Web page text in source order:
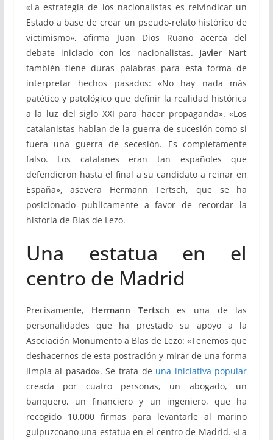
«La estrategia de los nacionalistas es reivindicar un
Estado a base de crear un pseudo-relato histórico de
victimismo», afirma Juan Dios Ruano acerca del
debate iniciado con los nacionalistas. Javier Nart
también tiene duras palabras para esta forma de
interpretar hechos pasados: «No hay nada más
patético y patológico que definir la realidad histórica
a la luz del siglo XXI para hacer propaganda». «Los
catalanistas hablan de la guerra de sucesión como si
fuera una guerra de secesión. Es completamente
falso. Los catalanes eran tan españoles que
defendieron hasta el final a su candidato a reinar en
España», asevera Hermann Tertsch, que se ha
posicionado publicamente a favor de recordar la
historia de Blas de Lezo.
Una estatua en el
centro de Madrid
Precisamente, Hermann Tertsch es una de las
personalidades que ha prestado su apoyo a la
Asociación Monumento a Blas de Lezo: «Tenemos que
deshacernos de esta postración y mirar de una forma
limpia al pasado». Se trata de una iniciativa popular
creada por cuatro personas, un abogado, un
banquero, un financiero y un ingeniero, que ha
recogido 10.000 firmas para levantarle al marino
guipuzcoano una estatua en el centro de Madrid. «La